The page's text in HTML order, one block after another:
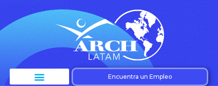
Encuentra un Empleo